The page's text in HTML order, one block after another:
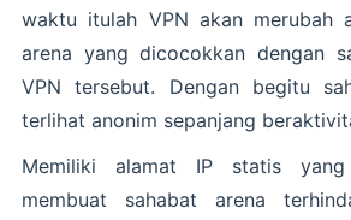
waktu itulah VPN akan merubah
arena yang dicocokkan dengan
VPN tersebut. Dengan begitu
terlihat anonim sepanjang
Memiliki alamat IP statis yang
membuat sahabat arena